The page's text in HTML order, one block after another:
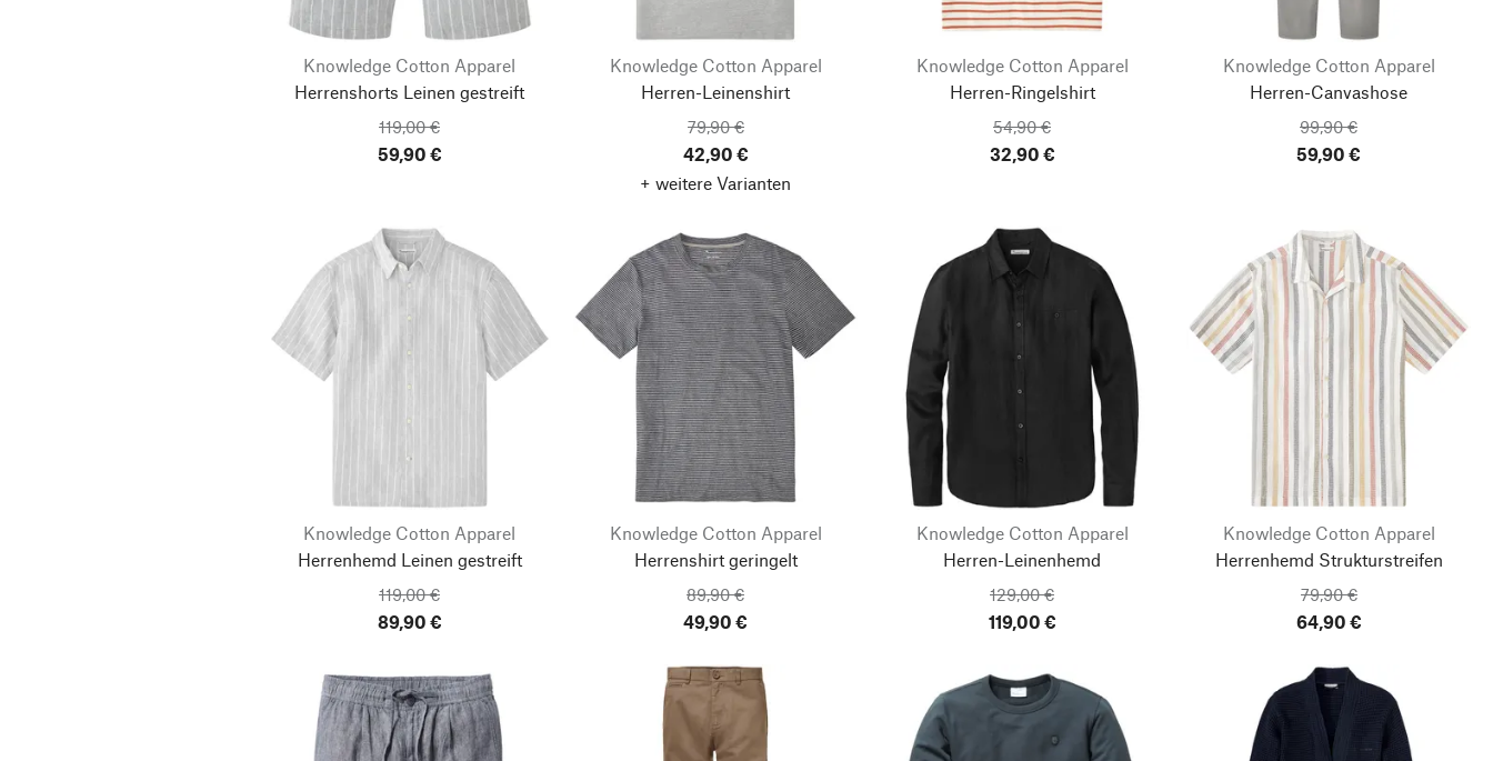
Knowledge Cotton Apparel
Herrenshorts Leinen gestreift
119,00 €
59,90 €
Knowledge Cotton Apparel
Herren-Leinenshirt
79,90 €
42,90 €
+ weitere Varianten
Knowledge Cotton Apparel
Herren-Ringelshirt
54,90 €
32,90 €
Knowledge Cotton Apparel
Herren-Canvashose
99,90 €
59,90 €
Knowledge Cotton Apparel
Herrenhemd Leinen gestreift
119,00 €
89,90 €
Knowledge Cotton Apparel
Herrenshirt geringelt
89,90 €
49,90 €
Knowledge Cotton Apparel
Herren-Leinenhemd
129,00 €
119,00 €
Knowledge Cotton Apparel
Herrenhemd Strukturstreifen
79,90 €
64,90 €